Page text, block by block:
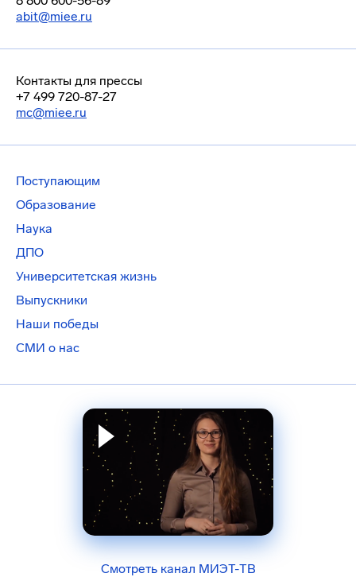
abit@miee.ru
Контакты для прессы
+7 499 720-87-27
mc@miee.ru
Поступающим
Образование
Наука
ДПО
Университетская жизнь
Выпускники
Наши победы
СМИ о нас
Смотреть канал МИЭТ-ТВ